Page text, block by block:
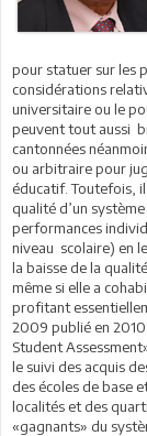
pour statuer sur les
considérations
universitaire ou le
peuvent tout aussi
cantonnées
ou arbitraire pour
éducatif. Toutefois,
qualité d’un
performances
niveau scolaire) en
la baisse de la
même si elle a
profitant
2009 publié en
Student
le suivi des acquis
des écoles de base
localités et des
«gagnants» du